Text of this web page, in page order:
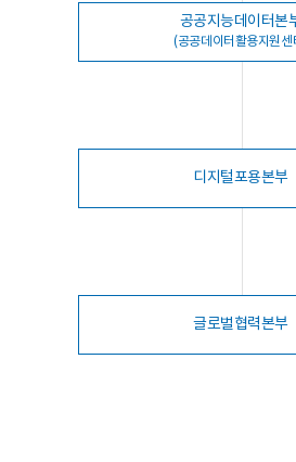
공공지능데이터본
(공공데이터활용지원센
디지털포용본부
글로벌협력본부